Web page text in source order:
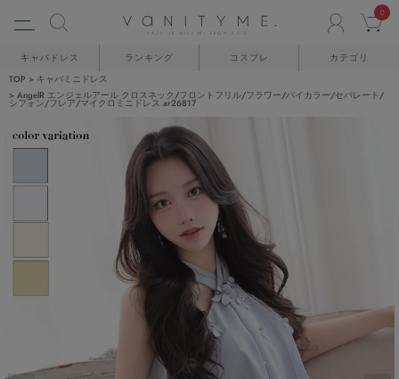
0
キャバドレス ランキング コスプレ カテゴリ
TOP
キャバミニドレス
AngelR エンジェルアール クロスネック/フロントフリル/フラワー/バイカラー/セパレート/
シフォン/フレア/マイクロミニドレス ar26817